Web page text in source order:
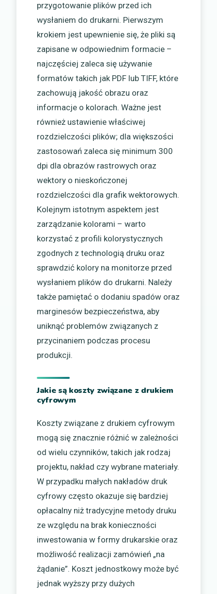
przygotowanie plików przed ich
wysłaniem do drukarni. Pierwszym
krokiem jest upewnienie się, że pliki są
zapisane w odpowiednim formacie –
najczęściej zaleca się używanie
formatów takich jak PDF lub TIFF, które
zachowują jakość obrazu oraz
informacje o kolorach. Ważne jest
również ustawienie właściwej
rozdzielczości plików; dla większości
zastosowań zaleca się minimum 300
dpi dla obrazów rastrowych oraz
wektory o nieskończonej
rozdzielczości dla grafik wektorowych.
Kolejnym istotnym aspektem jest
zarządzanie kolorami – warto
korzystać z profili kolorystycznych
zgodnych z technologią druku oraz
sprawdzić kolory na monitorze przed
wysłaniem plików do drukarni. Należy
także pamiętać o dodaniu spadów oraz
marginesów bezpieczeństwa, aby
uniknąć problemów związanych z
przycinaniem podczas procesu
produkcji.
Jakie są koszty związane z drukiem
cyfrowym
Koszty związane z drukiem cyfrowym
mogą się znacznie różnić w zależności
od wielu czynników, takich jak rodzaj
projektu, nakład czy wybrane materiały.
W przypadku małych nakładów druk
cyfrowy często okazuje się bardziej
opłacalny niż tradycyjne metody druku
ze względu na brak konieczności
inwestowania w formy drukarskie oraz
możliwość realizacji zamówień „na
żądanie”. Koszt jednostkowy może być
jednak wyższy przy dużych